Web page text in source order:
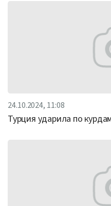
24.10.2024, 11:08
Турция ударила по